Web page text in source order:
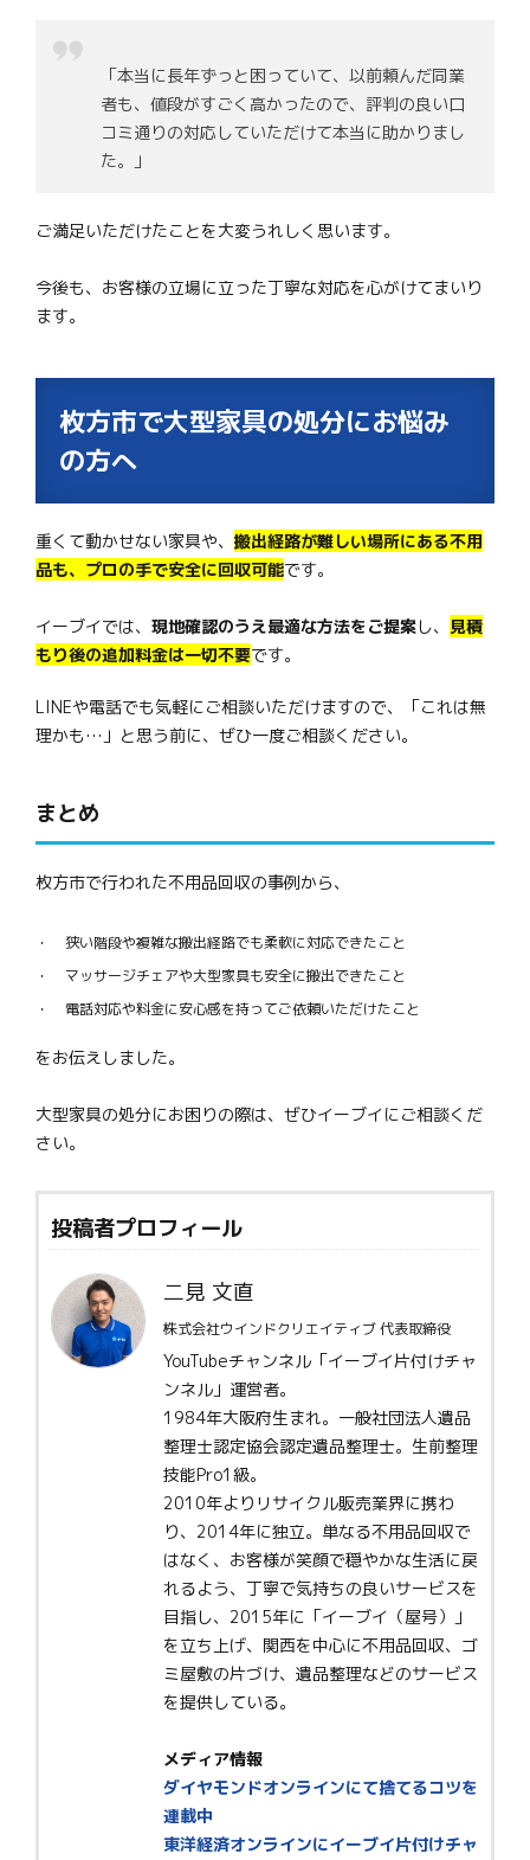
「本当に長年ずっと困っていて、以前頼んだ同業
者も、値段がすごく高かったので、評判の良い口
コミ通りの対応していただけて本当に助かりまし
た。」
ご満足いただけたことを大変うれしく思います。
今後も、お客様の立場に立った丁寧な対応を心がけてまいり
ます。
枚方市で大型家具の処分にお悩み
の方へ
重くて動かせない家具や、 搬出経路が難しい場所にある不用
品も、プロの手で安全に回収可能です。
イーブイでは、 現地確認のうえ最適な方法をご提案し、 見積
もり後の追加料金は一切不要です。
LINEや電話でも気軽にご相談いただけますので、「これは無
理かも…」と思う前に、ぜひ一度ご相談ください。
まとめ
枚方市で行われた不用品回収の事例から、
狭い階段や複雑な搬出経路でも柔軟に対応できたこと
マッサージチェアや大型家具も安全に搬出できたこと
電話対応や料金に安心感を持ってご依頼いただけたこと
をお伝えしました。
大型家具の処分にお困りの際は、ぜひイーブイにご相談くだ
さい。
投稿者プロフィール
二見 文直
株式会社ウインドクリエイティブ 代表取締役
YouTubeチャンネル「イーブイ片付けチャ
ンネル」運営者。
1984年大阪府生まれ。一般社団法人遺品
整理士認定協会認定遺品整理士。生前整理
技能Pro1級。
2010年よりリサイクル販売業界に携わ
り、2014年に独立。単なる不用品回収で
はなく、お客様が笑顔で穏やかな生活に戻
れるよう、丁寧で気持ちの良いサービスを
目指し、2015年に「イーブイ（屋号）」
を立ち上げ、関西を中心に不用品回収、ゴ
ミ屋敷の片づけ、遺品整理などのサービス
を提供している。
メディア情報
ダイヤモンドオンラインにて捨てるコツを
連載中
東洋経済オンラインにイーブイ片付けチャ